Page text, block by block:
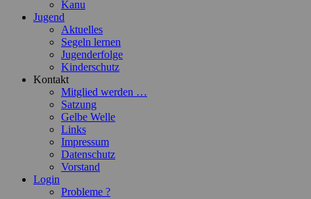
Kanu
Jugend
Aktuelles
Segeln lernen
Jugenderfolge
Kinderschutz
Kontakt
Mitglied werden …
Satzung
Gelbe Welle
Links
Impressum
Datenschutz
Vorstand
Login
Probleme ?